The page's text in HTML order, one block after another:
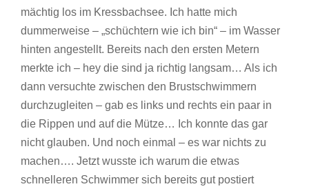
mächtig los im Kressbachsee. Ich hatte mich
dummerweise – „schüchtern wie ich bin“ – im Wasser
hinten angestellt. Bereits nach den ersten Metern
merkte ich – hey die sind ja richtig langsam… Als ich
dann versuchte zwischen den Brustschwimmern
durchzugleiten – gab es links und rechts ein paar in
die Rippen und auf die Mütze… Ich konnte das gar
nicht glauben. Und noch einmal – es war nichts zu
machen…. Jetzt wusste ich warum die etwas
schnelleren Schwimmer sich bereits gut postiert